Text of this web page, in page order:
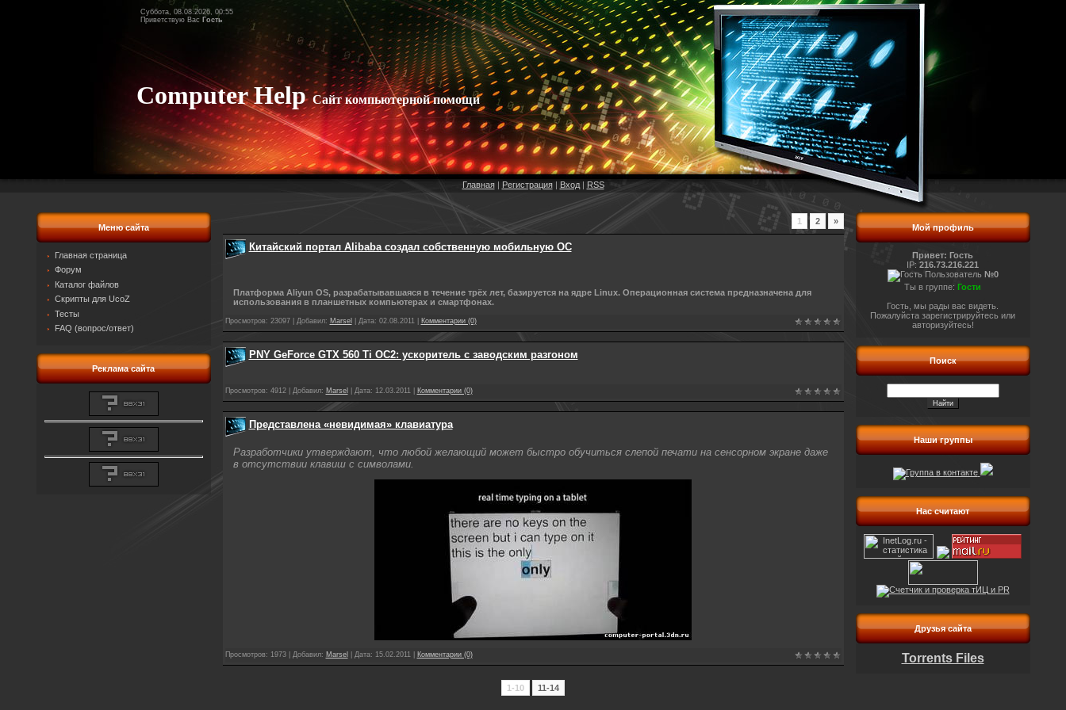
Суббота, 08.08.2026, 00:55
Приветствую Вас Гость
Computer HelpСайт компьютерной помощи
Главная| Регистрация| Вход| RSS
Меню сайта
Главная страница
Форум
Каталог файлов
Скрипты для UcoZ
Тесты
FAQ (вопрос/ответ)
Реклама сайта
1 2 »
Китайский портал Alibaba создал собственную мобильную ОС
Платформа Aliyun OS, разрабатывавшаяся в течение трёх лет, базируется на ядре Linux. Операционная система предназначена для
использования в планшетных компьютерах и смартфонах.
Просмотров: 23097 | Добавил: Marsel | Дата: 02.08.2011| Комментарии (0)
PNY GeForce GTX 560 Ti OC2: ускоритель с заводским разгоном
Просмотров: 4912 | Добавил: Marsel | Дата: 12.03.2011| Комментарии (0)
Представлена «невидимая» клавиатура
Разработчики утверждают, что любой желающий может быстро обучиться слепой печати на сенсорном экране даже
в отсутствии клавиш с символами.
Просмотров: 1973 | Добавил: Marsel | Дата: 15.02.2011| Комментарии (0)
1-10 11-14
Мой профиль
Привет: Гость
IP: 216.73.216.221
Пользователь №0
Ты в группе: Гости
Гость, мы рады вас видеть.
Пожалуйста зарегистрируйтесь или
авторизуйтесь!
Поиск
Наши группы
Нас считают
Друзья сайта
Torrents Files